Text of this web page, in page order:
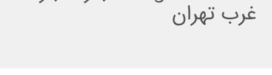
غرب تهران